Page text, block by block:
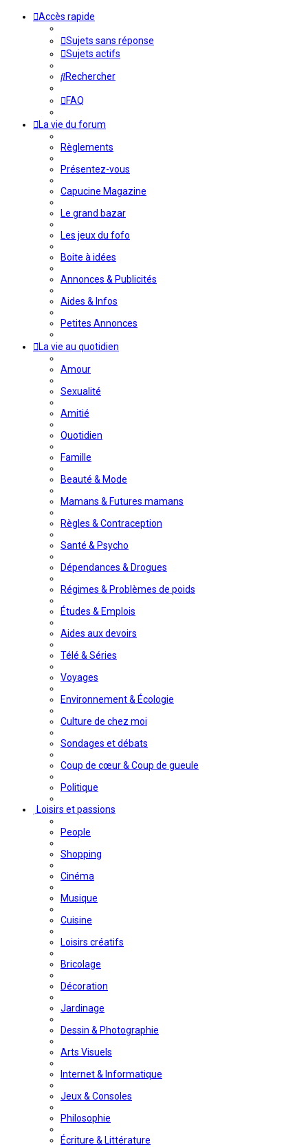
Accès rapide
Sujets sans réponse
Sujets actifs
Rechercher
FAQ
La vie du forum
Règlements
Présentez-vous
Capucine Magazine
Le grand bazar
Les jeux du fofo
Boite à idées
Annonces & Publicités
Aides & Infos
Petites Annonces
La vie au quotidien
Amour
Sexualité
Amitié
Quotidien
Famille
Beauté & Mode
Mamans & Futures mamans
Règles & Contraception
Santé & Psycho
Dépendances & Drogues
Régimes & Problèmes de poids
Études & Emplois
Aides aux devoirs
Télé & Séries
Voyages
Environnement & Écologie
Culture de chez moi
Sondages et débats
Coup de cœur & Coup de gueule
Politique
Loisirs et passions
People
Shopping
Cinéma
Musique
Cuisine
Loisirs créatifs
Bricolage
Décoration
Jardinage
Dessin & Photographie
Arts Visuels
Internet & Informatique
Jeux & Consoles
Philosophie
Écriture & Littérature